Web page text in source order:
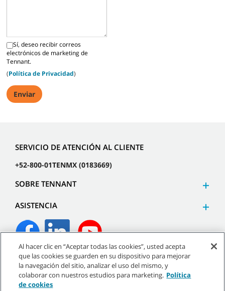
Sí, deseo recibir correos
electrónicos de marketing de
Tennant.
(Política de Privacidad)
SERVICIO DE ATENCIÓN AL CLIENTE
+52-800-01TENMX (0183669)
SOBRE TENNANT
ASISTENCIA
©2026 Tennant Company. Todos los derechos reservados.
Al hacer clic en “Aceptar todas las cookies”, usted acepta
que las cookies se guarden en su dispositivo para mejorar
la navegación del sitio, analizar el uso del mismo, y
colaborar con nuestros estudios para marketing. Política
de cookies